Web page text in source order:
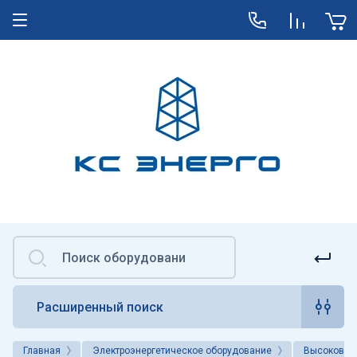
Расширенный поиск
Главная Электроэнергетическое оборудование